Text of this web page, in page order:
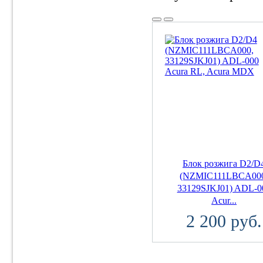
Блок розжига D2/
33129SJKJ01) ADL-
Acur...
2 200 руб.